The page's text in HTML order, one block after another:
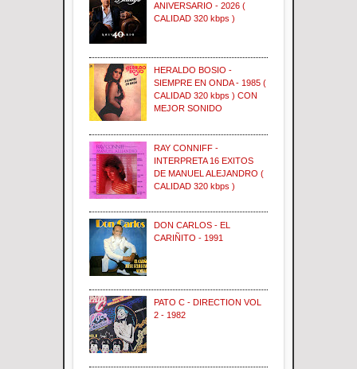
ANIVERSARIO - 2026 (
CALIDAD 320 kbps )
HERALDO BOSIO -
SIEMPRE EN ONDA - 1985 (
CALIDAD 320 kbps ) CON
MEJOR SONIDO
RAY CONNIFF -
INTERPRETA 16 EXITOS
DE MANUEL ALEJANDRO (
CALIDAD 320 kbps )
DON CARLOS - EL
CARIÑITO - 1991
PATO C - DIRECTION VOL
2 - 1982